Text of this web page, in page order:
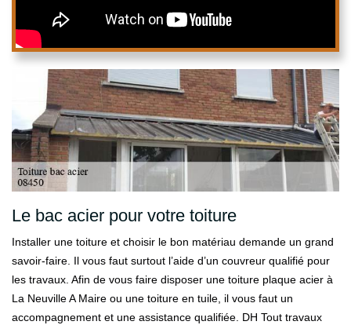
Le bac acier pour votre toiture
Installer une toiture et choisir le bon matériau demande un grand
savoir-faire. Il vous faut surtout l’aide d’un couvreur qualifié pour
les travaux. Afin de vous faire disposer une toiture plaque acier à
La Neuville A Maire ou une toiture en tuile, il vous faut un
accompagnement et une assistance qualifiée. DH Tout travaux